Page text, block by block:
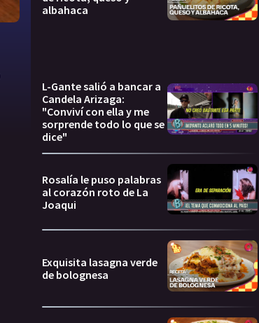
albahaca
L-Gante salió a bancar a
Candela Arizaga:
"Conviví con ella y me
sorprende todo lo que se
dice"
Rosalía le puso palabras
al corazón roto de La
Joaqui
Exquisita lasagna verde
de bolognesa